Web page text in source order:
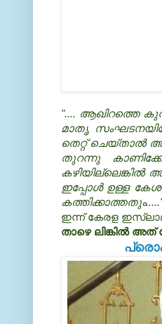
".... ആഖിറത്തെ
മാതൃ
തെറ്റ് ചെയ്താല്‍
തുറന്നു
കഴിയില്ലെങ്കില്‍
ഇപ്പോള്‍ ഉള്ള
ഇന്ന് കേരള
താഴെ ലിങ്കില്‍ അത്